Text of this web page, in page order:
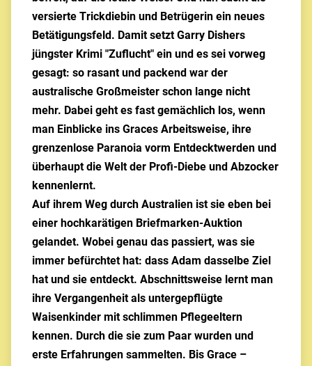
versierte Trickdiebin und Betrügerin ein neues
Betätigungsfeld. Damit setzt Garry Dishers
jüngster Krimi "Zuflucht" ein und es sei vorweg
gesagt: so rasant und packend war der
australische Großmeister schon lange nicht
mehr. Dabei geht es fast gemächlich los, wenn
man Einblicke ins Graces Arbeitsweise, ihre
grenzenlose Paranoia vorm Entdecktwerden und
überhaupt die Welt der Profi-Diebe und Abzocker
kennenlernt.
Auf ihrem Weg durch Australien ist sie eben bei
einer hochkarätigen Briefmarken-Auktion
gelandet. Wobei genau das passiert, was sie
immer befürchtet hat: dass Adam dasselbe Ziel
hat und sie entdeckt. Abschnittsweise lernt man
ihre Vergangenheit als untergepflügte
Waisenkinder mit schlimmen Pflegeeltern
kennen. Durch die sie zum Paar wurden und
erste Erfahrungen sammelten. Bis Grace –